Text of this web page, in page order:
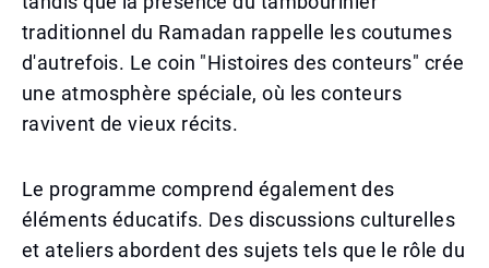
traditionnel du Ramadan rappelle les coutumes
d'autrefois. Le coin "Histoires des conteurs" crée
une atmosphère spéciale, où les conteurs
ravivent de vieux récits.
Le programme comprend également des
éléments éducatifs. Des discussions culturelles
et ateliers abordent des sujets tels que le rôle du